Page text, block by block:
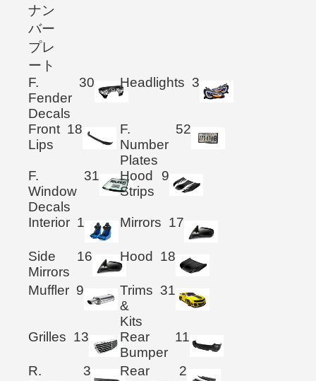
ナン
バー
プレ
ート
F.
Fender
Decals
30 Headlights 3
Front
Lips
18
F.
Number
Plates
52
F.
Window
Decals
31
Hood
Strips
9
Interior 1 Mirrors 17
Side
Mirrors
16 Hood 18
Muffler 9
Trims
&
Kits
31
Grilles 13
Rear
Bumper
11
R.
3
Rear
2